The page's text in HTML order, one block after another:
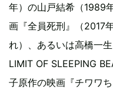
年）の山戸結希（1989
画『全員死刑』（2017
れ）、あるいは高橋一
LIMIT OF SLEEPING
子原作の映画『チワワ